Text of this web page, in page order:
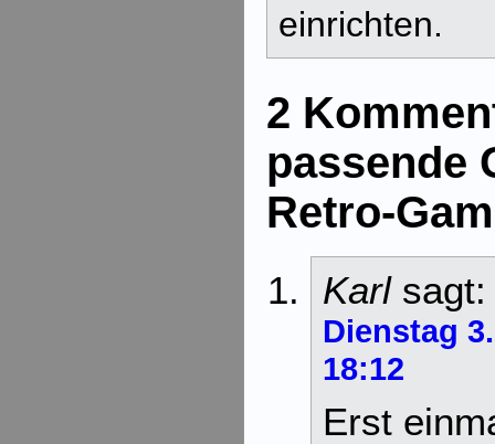
einrichten.
2
passende
Retro-
Karlsagt:
Dienstag
18:12
Erst